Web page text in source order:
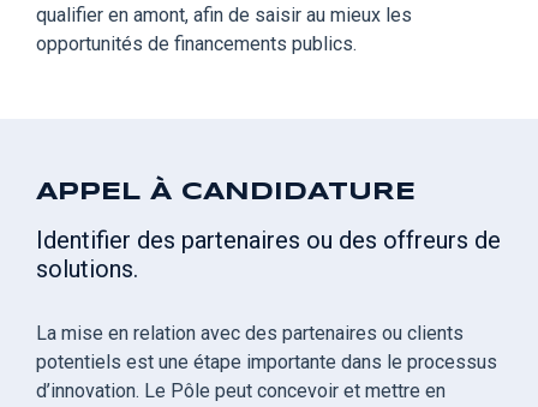
qualifier en amont, afin de saisir au mieux les
opportunités de financements publics.
APPEL À CANDIDATURE
Identifier des partenaires ou des offreurs de
solutions.
La mise en relation avec des partenaires ou clients
potentiels est une étape importante dans le processus
d’innovation. Le Pôle peut concevoir et mettre en